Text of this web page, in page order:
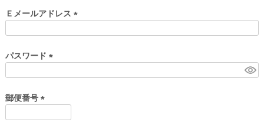
須
)
Ｅメールアドレス
)
パスワード
)
郵便番号